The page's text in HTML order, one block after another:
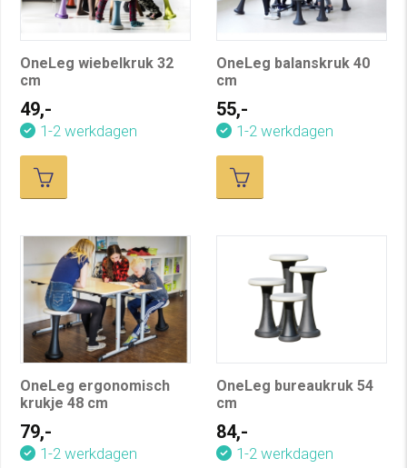
OneLeg wiebelkruk 32
cm
49,-
1-2 werkdagen
OneLeg balanskruk 40
cm
55,-
1-2 werkdagen
OneLeg ergonomisch
krukje 48 cm
79,-
1-2 werkdagen
OneLeg bureaukruk 54
cm
84,-
1-2 werkdagen